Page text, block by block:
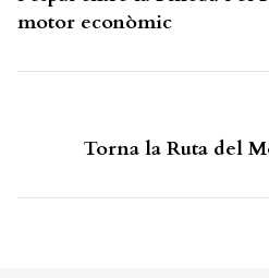
motor econòmic
Torna la Ruta del